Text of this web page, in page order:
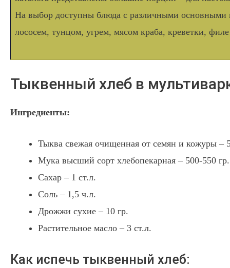
На выбор доступны блюда с различными основными
лососем, тунцом, угрем, мясом краба, креветки,
Тыквенный хлеб в
Ингредиенты:
Тыква свежая очищенная от семян и кожуры –
Мука высший сорт хлебопекарная – 500-550 гр.
Сахар – 1 ст.л.
Соль – 1,5 ч.л.
Дрожжи сухие – 10 гр.
Растительное масло – 3 ст.л.
Как испечь тыквенный хлеб: